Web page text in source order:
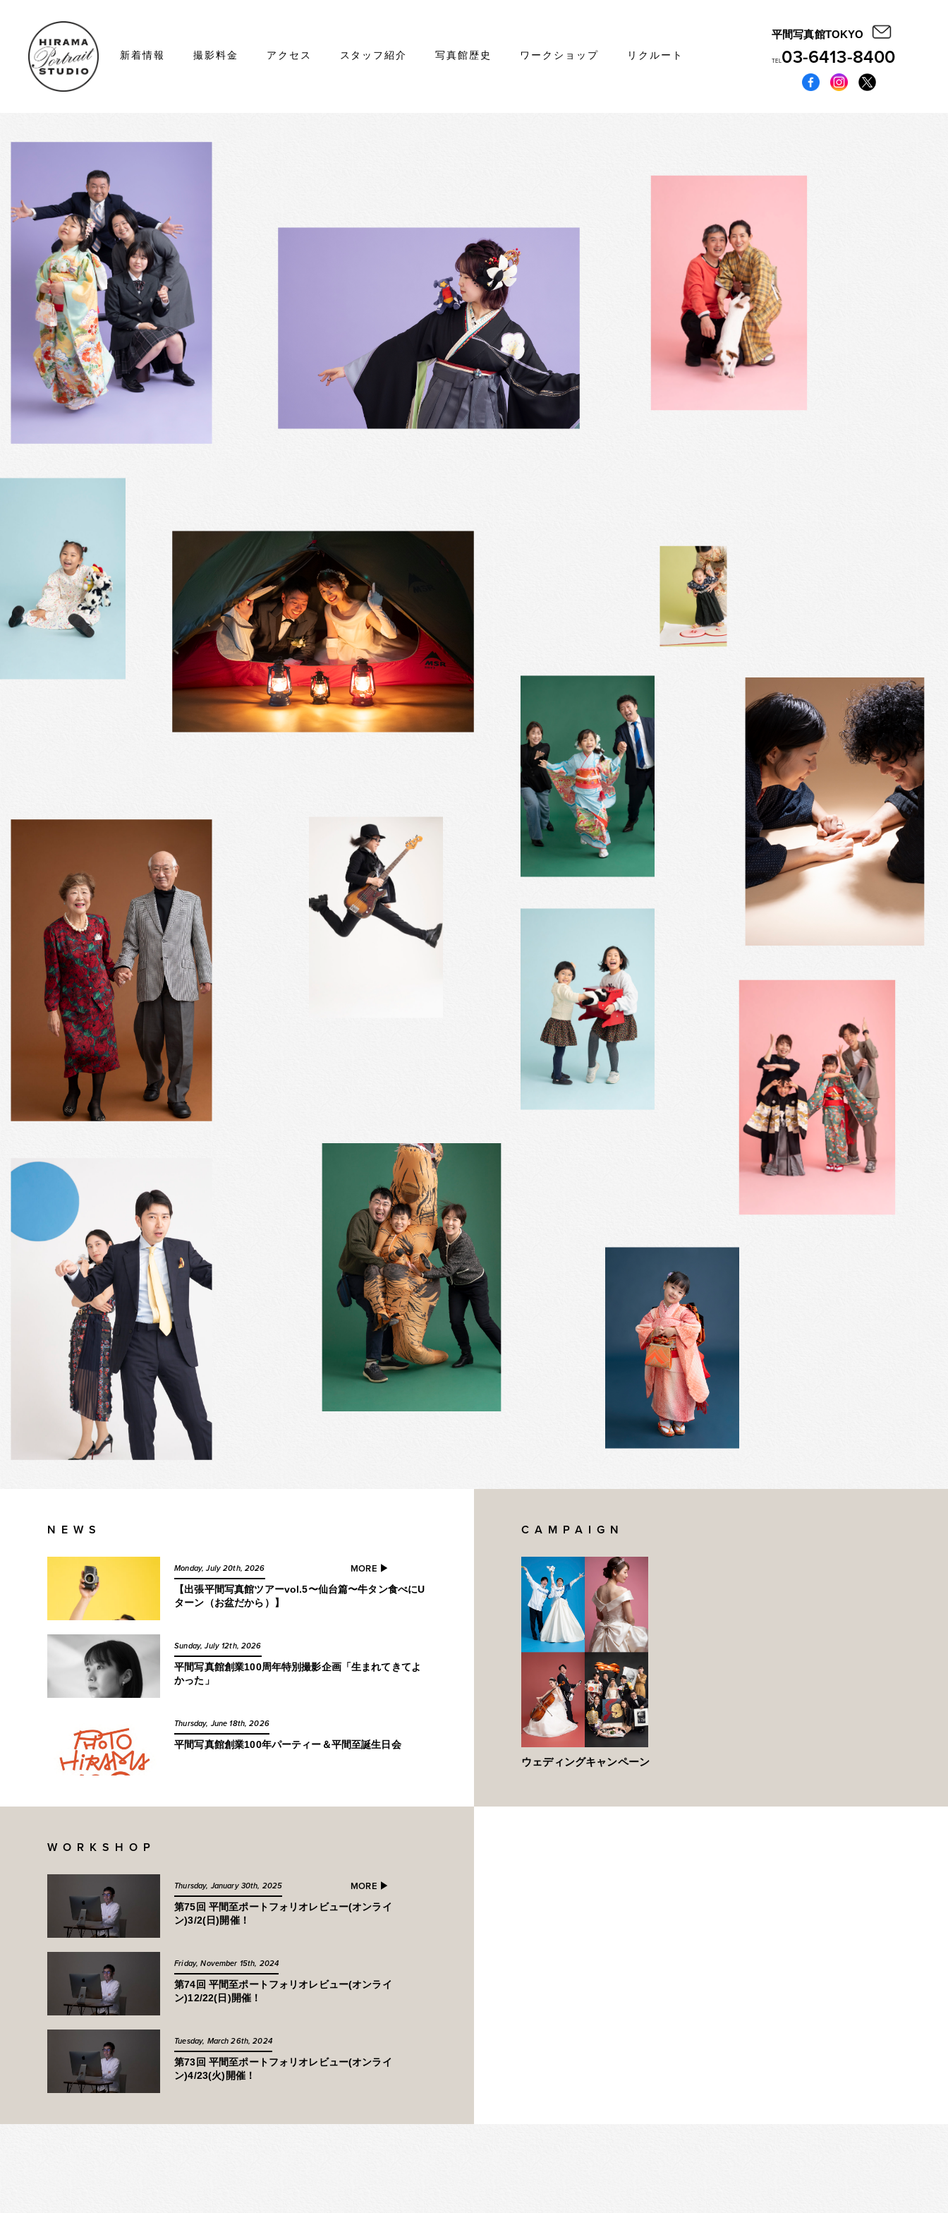
平間写真館TOKYO
TEL03-6413-8400
新着情報 撮影料金 アクセス スタッフ紹介 写真館歴史 ワークショップ リクルート
NEWS
MORE ▶︎
Monday, July 20th, 2026
【出張平間写真館ツアーvol.5〜仙台篇〜牛タン食べにU
ターン（お盆だから）】
Sunday, July 12th, 2026
平間写真館創業100周年特別撮影企画「生まれてきてよ
かった」
Thursday, June 18th, 2026
平間写真館創業100年パーティー＆平間至誕生日会
CAMPAIGN
ウェディングキャンペーン
WORKSHOP
MORE ▶︎
Thursday, January 30th, 2025
第75回 平間至ポートフォリオレビュー(オンライ
ン)3/2(日)開催！
Friday, November 15th, 2024
第74回 平間至ポートフォリオレビュー(オンライ
ン)12/22(日)開催！
Tuesday, March 26th, 2024
第73回 平間至ポートフォリオレビュー(オンライ
ン)4/23(火)開催！